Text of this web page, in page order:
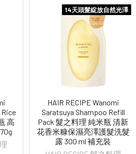
高
14天頭髮綻放自然光澤
HAIR RECIPE Wanomi
Saratsuya Shampoo Refill
Pack 髮之料理 純米瓶 清新
花香米糠保濕亮澤護髮洗髮
露 300 ml 補充裝